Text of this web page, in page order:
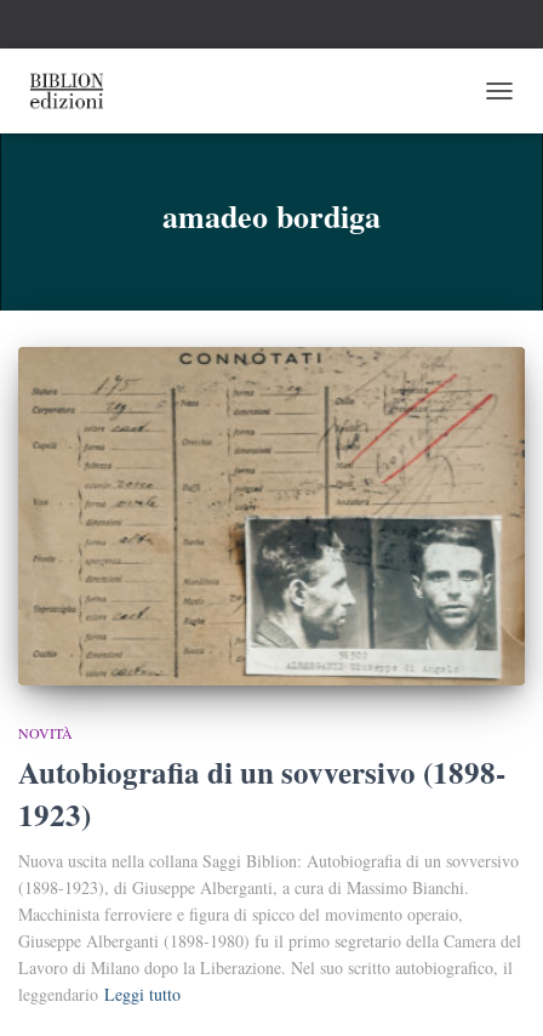
amadeo bordiga
NOVITÀ
Autobiografia di un sovversivo (1898-
1923)
Nuova uscita nella collana Saggi Biblion: Autobiografia di un sovversivo
(1898-1923), di Giuseppe Alberganti, a cura di Massimo Bianchi.
Macchinista ferroviere e figura di spicco del movimento operaio,
Giuseppe Alberganti (1898-1980) fu il primo segretario della Camera del
Lavoro di Milano dopo la Liberazione. Nel suo scritto autobiografico, il
leggendario Leggi tutto